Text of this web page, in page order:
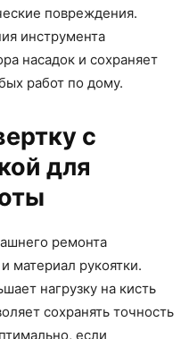
повреждения.
инструмента
насадок и сохраняет
работ по дому.
с
для
ремонта
материал рукоятки.
нагрузку на кисть
сохранять точность
если